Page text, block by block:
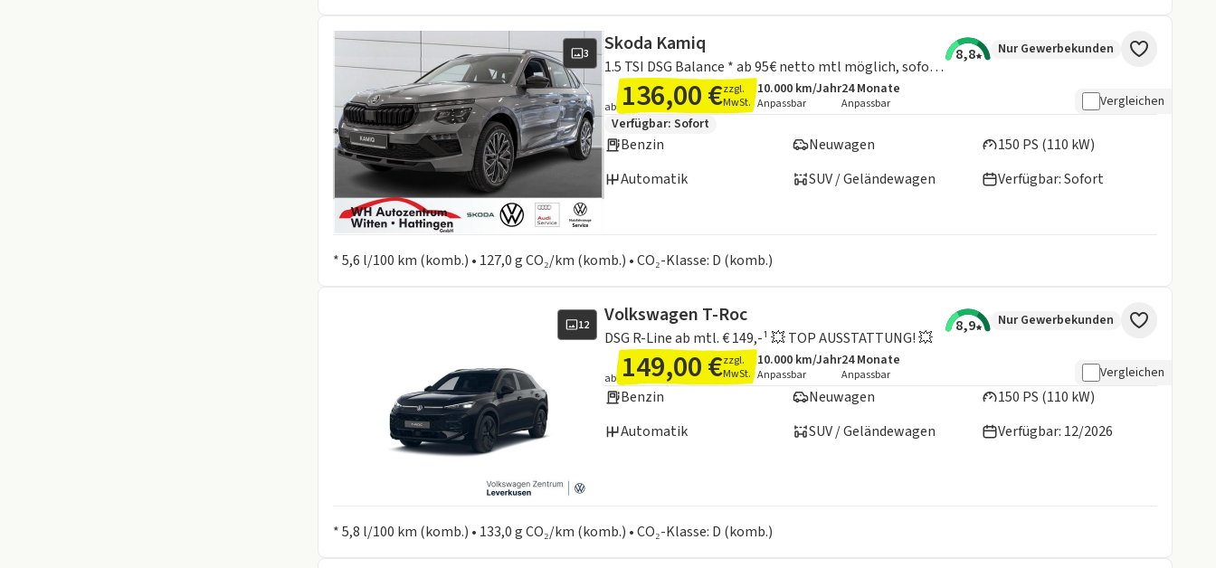
3 Skoda Kamiq
1.5 TSI DSG Balance * ab 95€ netto mtl möglich, sofort verfügbar*
8,8 Nur Gewerbekunden
ab 136,00 €zzgl.
MwSt.
Angebotsdetails:
Inklusive Laufleistung
10.000 km/Jahr
Anpassbar
Laufzeit
24Monate
Anpassbar Vergleichen
Zusätzliche Fahrzeuginformationen:
Verfügbar: Sofort
Benzin Neuwagen
150 PS (110 kW)
Automatik
SUV / Geländewagen Verfügbar: Sofort
* 5,6 l/100 km (komb.) • 127,0 g CO₂/km (komb.) • CO₂-Klasse: D (komb.)
12 Volkswagen T-Roc
DSG R-Line ab mtl. € 149,-¹ 💥 TOP AUSSTATTUNG! 💥
8,9 Nur Gewerbekunden
ab 149,00 €zzgl.
MwSt.
Angebotsdetails:
Inklusive Laufleistung
10.000 km/Jahr
Anpassbar
Laufzeit
24Monate
Anpassbar Vergleichen
Benzin Neuwagen
150 PS (110 kW)
Automatik
SUV / Geländewagen Verfügbar: 12/2026
* 5,8 l/100 km (komb.) • 133,0 g CO₂/km (komb.) • CO₂-Klasse: D (komb.)